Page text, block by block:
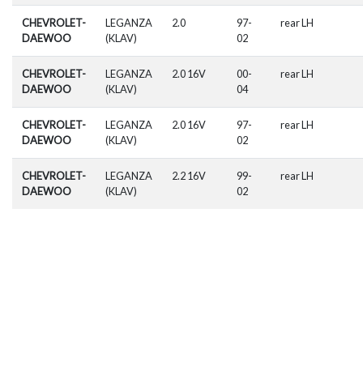
CHEVROLET-
DAEWOO
LEGANZA
(KLAV)
2.0
97-
02
rear LH
CHEVROLET-
DAEWOO
LEGANZA
(KLAV)
2.0 16V
00-
04
rear LH
CHEVROLET-
DAEWOO
LEGANZA
(KLAV)
2.0 16V
97-
02
rear LH
CHEVROLET-
DAEWOO
LEGANZA
(KLAV)
2.2 16V
99-
02
rear LH